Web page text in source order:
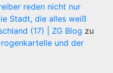
reden nicht nur
Stadt, die alles weiß
(17) | ZG Blog zu
und der